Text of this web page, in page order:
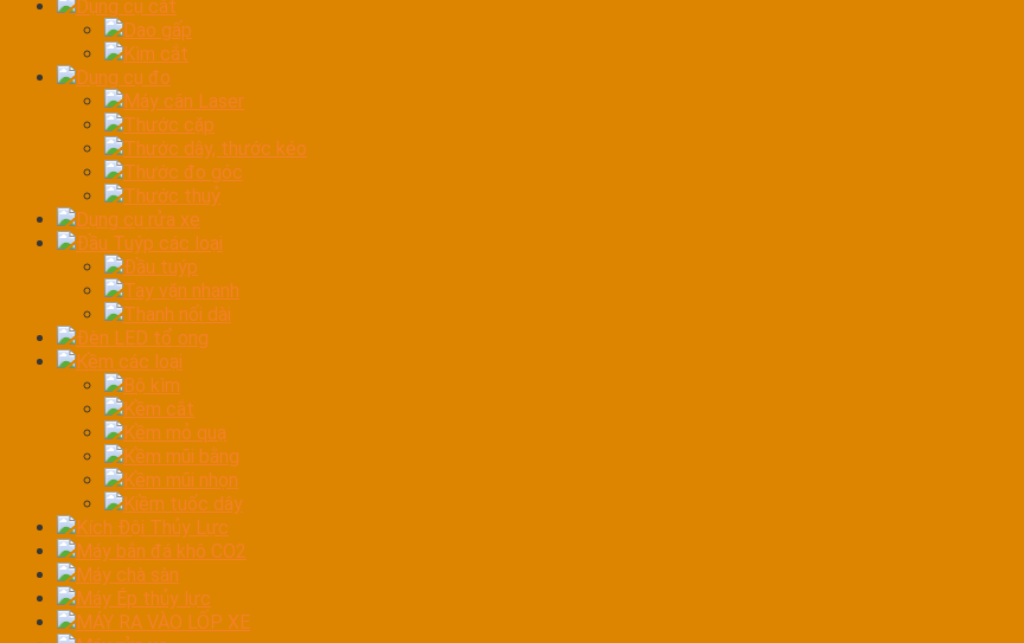
Dụng cụ cắt
Dao gấp
Kìm cắt
Dụng cụ đo
Máy cân Laser
Thước cặp
Thước dây, thước kéo
Thước đo góc
Thước thuỷ
Dụng cụ rửa xe
Đầu Tuýp các loại
Đầu tuýp
Tay vặn nhanh
Thanh nối dài
Đèn LED tổ ong
Kềm các loại
Bộ kìm
Kềm cắt
Kềm mỏ quạ
Kềm mũi bằng
Kềm mũi nhọn
Kiềm tuốc dây
Kích Đội Thủy Lực
Máy bắn đá khô CO2
Máy chà sàn
Máy Ép thủy lực
MÁY RA VÀO LỐP XE